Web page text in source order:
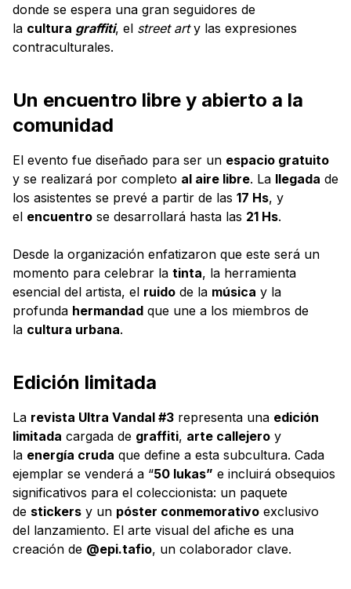
donde se espera una gran seguidores de
la cultura graffiti, el street arty las expresiones
contraculturales.
Un encuentro libre y abierto a la
comunidad
El evento fue diseñado para ser un espacio gratuito
y se realizará por completo al aire libre. La llegada de
los asistentes se prevé a partir de las 17 Hs, y
el encuentro se desarrollará hasta las 21 Hs.
Desde la organización enfatizaron que este será un
momento para celebrar la tinta, la herramienta
esencial del artista, el ruido de la música y la
profunda hermandad que une a los miembros de
la cultura urbana.
Edición limitada
La revista Ultra Vandal #3 representa una edición
limitada cargada de graffiti, arte callejero y
la energía cruda que define a esta subcultura. Cada
ejemplar se venderá a “50 lukas” e incluirá obsequios
significativos para el coleccionista: un paquete
de stickers y un póster conmemorativo exclusivo
del lanzamiento. El arte visual del afiche es una
creación de @epi.tafio, un colaborador clave.